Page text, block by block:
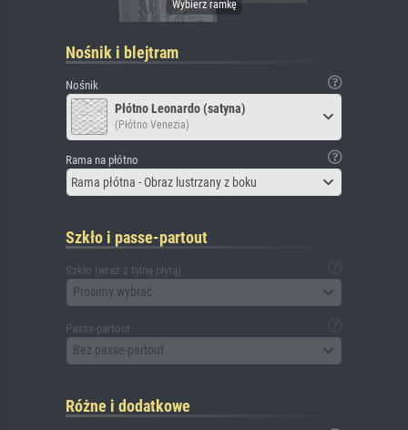
Nośnik i blejtram
Nośnik
Płótno Leonardo (satyna)
(Płótno Venezia)
Rama na płótno
Rama płótna - Obraz lustrzany z boku
Szkło i passe-partout
Szkło (wraz z tylną płytą)
Prosimy wybrać
Passe-partout
Bez passe-partout
Różne i dodatkowe